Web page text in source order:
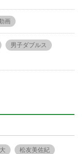
画
男子ダブルス
松友美佐紀